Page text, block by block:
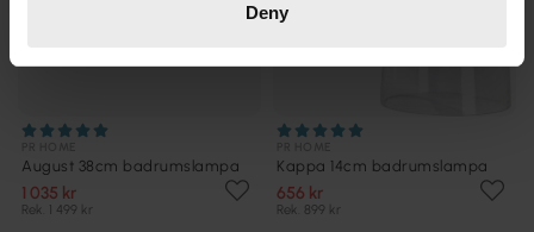
Deny
August 38cm badrumslampa
1 035 kr
Rek. 1 499 kr
Kappa 14cm badrumslampa
656 kr
Rek. 899 kr